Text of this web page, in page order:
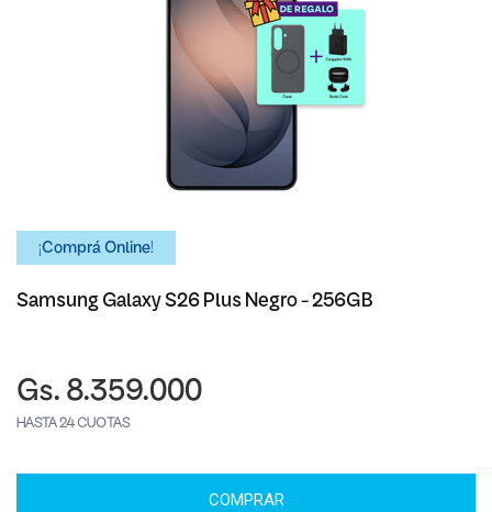
¡Comprá Online!
Samsung Galaxy S26 Plus Negro - 256GB
Gs. 8.359.000
HASTA 24 CUOTAS
COMPRAR